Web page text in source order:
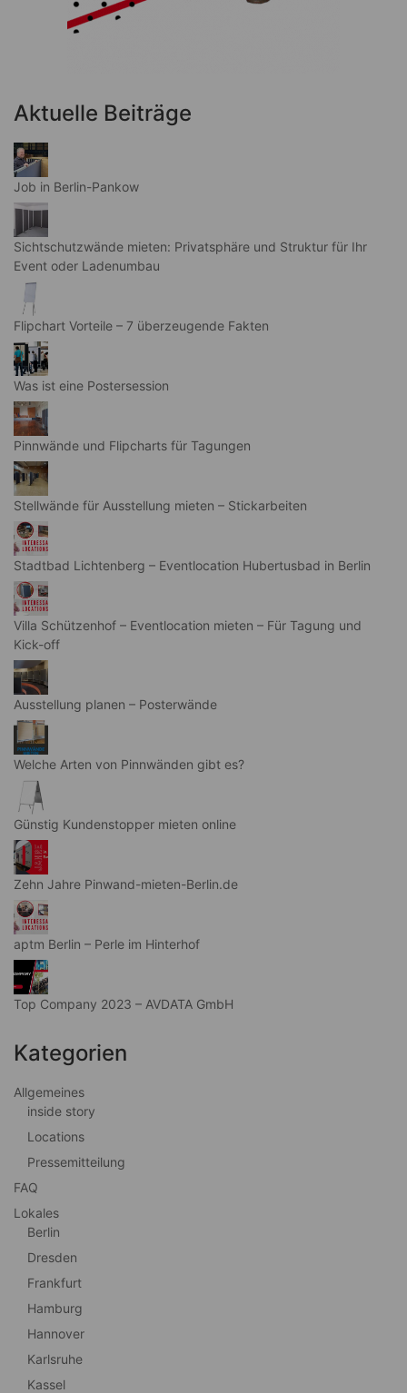
Aktuelle Beiträge
Job in Berlin-Pankow
Sichtschutzwände mieten: Privatsphäre und Struktur für Ihr
Event oder Ladenumbau
Flipchart Vorteile – 7 überzeugende Fakten
Was ist eine Postersession
Pinnwände und Flipcharts für Tagungen
Stellwände für Ausstellung mieten – Stickarbeiten
Stadtbad Lichtenberg – Eventlocation Hubertusbad in Berlin
Villa Schützenhof – Eventlocation mieten – Für Tagung und
Kick-off
Ausstellung planen – Posterwände
Welche Arten von Pinnwänden gibt es?
Günstig Kundenstopper mieten online
Zehn Jahre Pinwand-mieten-Berlin.de
aptm Berlin – Perle im Hinterhof
Top Company 2023 – AVDATA GmbH
Kategorien
Allgemeines
inside story
Locations
Pressemitteilung
FAQ
Lokales
Berlin
Dresden
Frankfurt
Hamburg
Hannover
Karlsruhe
Kassel